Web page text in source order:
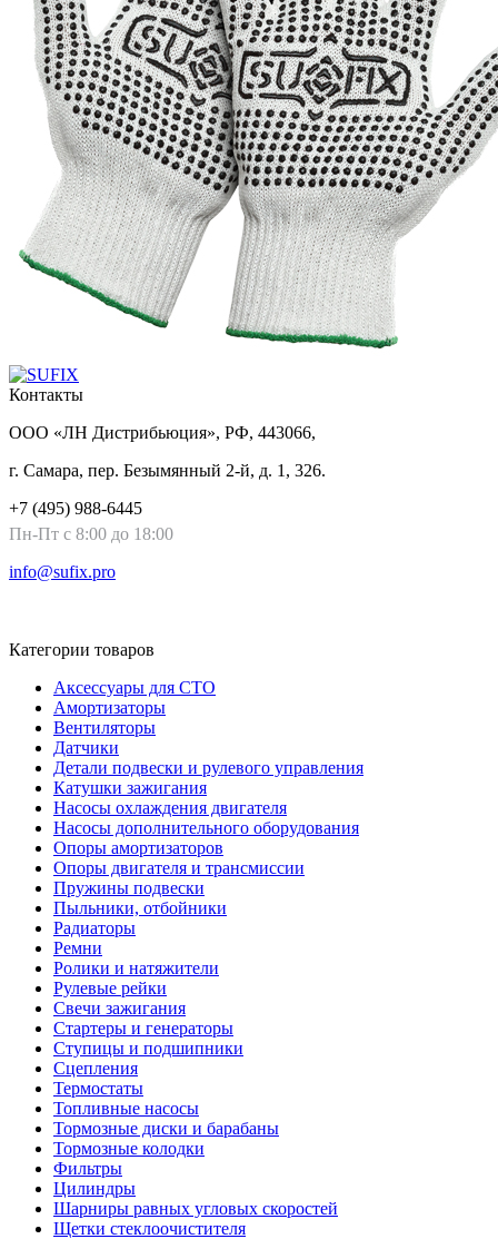
Контакты
ООО «ЛН Дистрибьюция», РФ, 443066,
г. Самара, пер. Безымянный 2-й, д. 1, 326.
+7 (495) 988-6445
Пн-Пт с 8:00 до 18:00
info@sufix.pro
Категории товаров
Аксессуары для СТО
Амортизаторы
Вентиляторы
Датчики
Детали подвески и рулевого управления
Катушки зажигания
Насосы охлаждения двигателя
Насосы дополнительного оборудования
Опоры амортизаторов
Опоры двигателя и трансмиссии
Пружины подвески
Пыльники, отбойники
Радиаторы
Ремни
Ролики и натяжители
Рулевые рейки
Свечи зажигания
Стартеры и генераторы
Ступицы и подшипники
Сцепления
Термостаты
Топливные насосы
Тормозные диски и барабаны
Тормозные колодки
Фильтры
Цилиндры
Шарниры равных угловых скоростей
Щетки стеклоочистителя